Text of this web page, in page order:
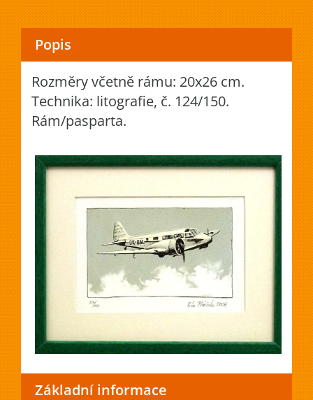
Popis
Rozměry včetně rámu: 20x26 cm.
Technika: litografie, č. 124/150.
Rám/pasparta.
Základní informace